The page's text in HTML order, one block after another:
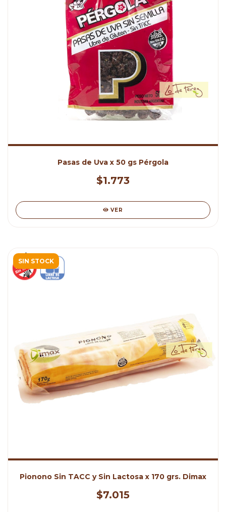
Pasas de Uva x 50 gs Pérgola
$1.773
VER
SIN STOCK
Pionono Sin TACC y Sin Lactosa x 170 grs. Dimax
$7.015